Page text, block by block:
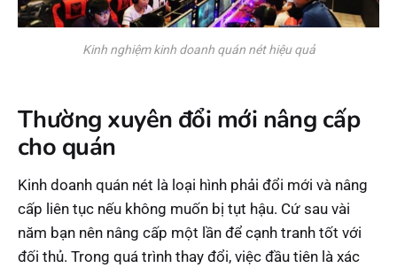
Kinh nghiệm kinh doanh quán nét hiệu quả
Thường xuyên đổi mới nâng cấp
cho quán
Kinh doanh quán nét là loại hình phải đổi mới và nâng
cấp liên tục nếu không muốn bị tụt hậu. Cứ sau vài
năm bạn nên nâng cấp một lần để cạnh tranh tốt với
đối thủ. Trong quá trình thay đổi, việc đầu tiên là xác